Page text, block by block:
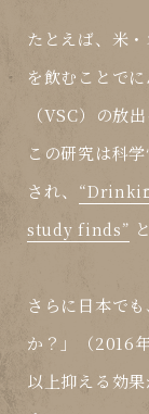
たとえば、 米
を飲むことで
（VSC）
の放
この研究は科
され、
study finds”
さらに日本で
か？ 」（2016
以上抑える効果